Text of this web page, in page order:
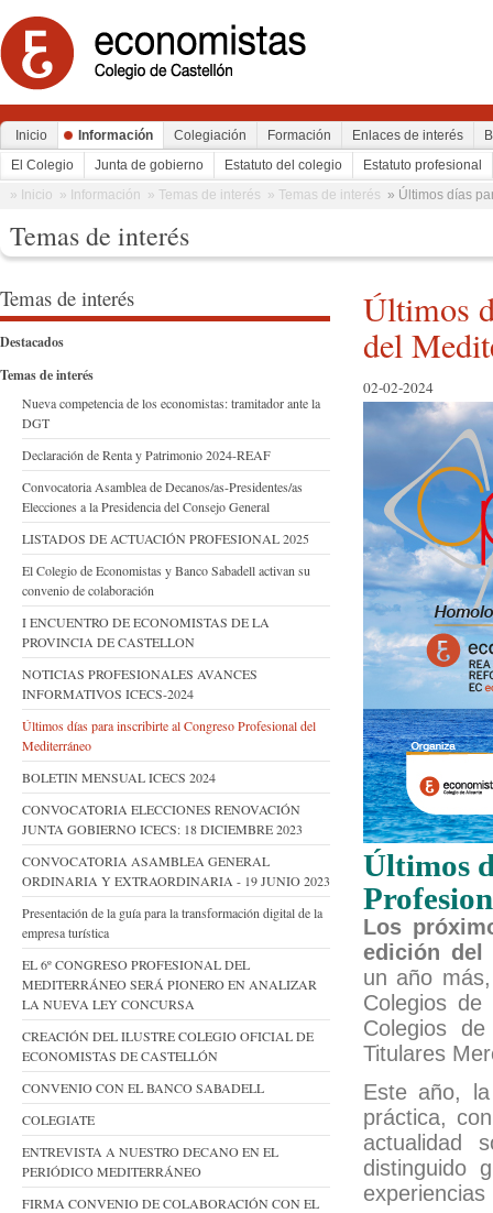
Inicio Información Colegiación Formación Enlaces de interés
El Colegio
Junta de gobierno Estatuto del colegio
Estatuto profesional
» Inicio » Información » Temas de interés » Temas de interés » Últimos días
Temas de interés
Temas de interés
Destacados
Temas de interés
Nueva competencia de los economistas: tramitador ante la
DGT
Declaración de Renta y Patrimonio 2024-REAF
Convocatoria Asamblea de Decanos/as-Presidentes/as
Elecciones a la Presidencia del Consejo General
LISTADOS DE ACTUACIÓN PROFESIONAL 2025
El Colegio de Economistas y Banco Sabadell activan su
convenio de colaboración
I ENCUENTRO DE ECONOMISTAS DE LA
PROVINCIA DE CASTELLON
NOTICIAS PROFESIONALES AVANCES
INFORMATIVOS ICECS-2024
Últimos días para inscribirte al Congreso Profesional del
Mediterráneo
BOLETIN MENSUAL ICECS 2024
CONVOCATORIA ELECCIONES RENOVACIÓN
JUNTA GOBIERNO ICECS: 18 DICIEMBRE 2023
CONVOCATORIA ASAMBLEA GENERAL
ORDINARIA Y EXTRAORDINARIA - 19 JUNIO 2023
Presentación de la guía para la transformación digital de la
empresa turística
EL 6º CONGRESO PROFESIONAL DEL
MEDITERRÁNEO SERÁ PIONERO EN ANALIZAR
LA NUEVA LEY CONCURSA
CREACIÓN DEL ILUSTRE COLEGIO OFICIAL DE
ECONOMISTAS DE CASTELLÓN
CONVENIO CON EL BANCO SABADELL
COLEGIATE
ENTREVISTA A NUESTRO DECANO EN EL
PERIÓDICO MEDITERRÁNEO
FIRMA CONVENIO DE COLABORACIÓN CON EL
Últimos
del
02-02-2024
Últimos
Los
edición del
un año
Colegios de
Colegios
Titulares
Este año,
práctica,
actualidad
distinguido